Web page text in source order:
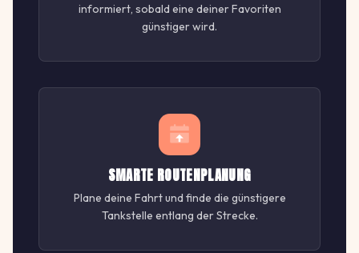
informiert, sobald eine deiner Favoriten
günstiger wird.
SMARTE ROUTENPLANUNG
Plane deine Fahrt und finde die günstigere
Tankstelle entlang der Strecke.